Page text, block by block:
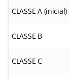
CLASSE A (inicial)
CLASSE B
CLASSE C